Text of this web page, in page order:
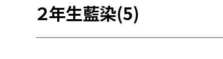
２年生藍染(5)